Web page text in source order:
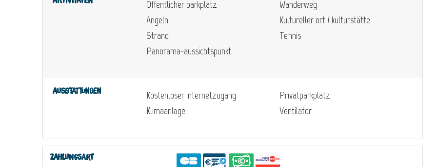
Öffentlicher parkplatz
Angeln
Strand
Panorama-aussichtspunkt
Wanderweg
Kultureller ort / kulturstätte
Tennis
Ausstattungen
Kostenloser internetzugang
Klimaanlage
Privatparkplatz
Ventilator
Zahlungsart